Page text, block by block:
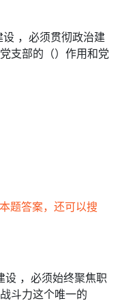
，必须贯彻政治建
支部的（）作用和党
题答案，还可以搜
设 ，必须始终聚焦职
斗力这个唯一的